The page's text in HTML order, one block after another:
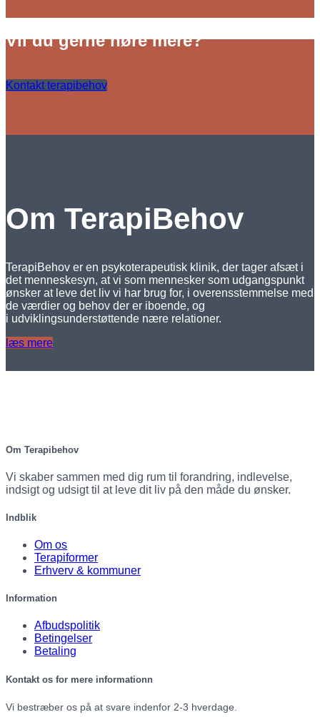
Vil du gerne høre mere?
Kontakt terapibehov
Om TerapiBehov
TerapiBehov er en psykoterapeutisk klinik, der tager afsæt i
det menneskesyn, at vi som mennesker som udgangspunkt
ønsker at leve det liv vi har brug for, i overensstemmelse med
de værdier og behov der er iboende, og
i udviklingsunderstøttende nære relationer.
læs mere
Om Terapibehov
Vi skaber sammen med dig rum til forandring, indlevelse,
indsigt og udsigt til at leve dit liv på den måde du ønsker.
Indblik
Om os
Terapiformer
Erhverv & kommuner
Information
Afbudspolitik
Betingelser
Betaling
Kontakt os for mere informationn
Vi bestræber os på at svare indenfor 2-3 hverdage.